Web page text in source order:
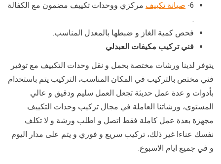
6- صيانة تكييف مركزي ووحدات تكييف مضمون مع الكفالة
.
فحص كمية الغاز و ضبطها بالمعدل المناسب.
فني تركيب مكيفات العبدلي
يتوفر لدينا ورشات مختصة بحمل و نقل وحدات التكييف مع توفير
فني مختص بالتركيب في المكان المناسب، التركيب يتم باستخدام
بأدوات و عدة عمل حديثة تجعل العمل سليم ودقيق و عالي
المستوى، ورشاتنا العاملة في مجال تركيب وحدات التكييف
مجهزة بعدة عمل كاملة فقط اتصل و اطلب ورشة و لا تكلف
نفسك عناءا غير ذلك، تركيب سريع و فوري و يتم على مدار اليوم
و في جميع ايام الاسبوع.